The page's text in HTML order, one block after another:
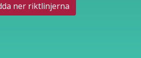
ner riktlinjerna